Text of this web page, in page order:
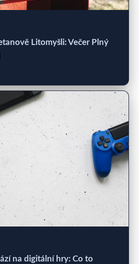
Litomyšli: Večer Plný
na digitální hry: Co to